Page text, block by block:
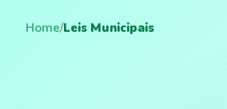
Home/Leis Municipais